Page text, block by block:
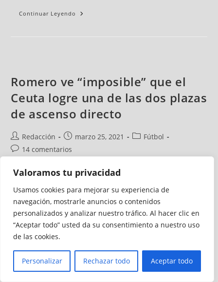
Valoramos tu privacidad
Usamos cookies para mejorar su experiencia de
navegación, mostrarle anuncios o contenidos
personalizados y analizar nuestro tráfico. Al hacer clic en
“Aceptar todo” usted da su consentimiento a nuestro uso
de las cookies.
Personalizar Rechazar todo Aceptar todo
Continuar Leyendo
Romero ve “imposible” que el
Ceuta logre una de las dos plazas
de ascenso directo
Redacción marzo 25, 2021
Fútbol
14 comentarios
El entrenador de la AD Ceuta FC, José Juan Romero, ve
“imposible” que su equipo consiga una de las dos plazas de
ascenso directo a Segunda B –nueva Segunda División
RFEF- debido al déficit de puntos que tiene con respecto a
la mayoría de sus rivales. El equipo blanco tendrá una
segunda oportunidad de optar a una tercera plaza de
Continuar Leyendo